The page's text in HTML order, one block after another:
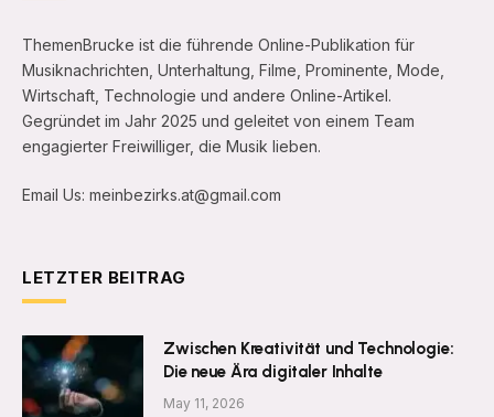
ThemenBrucke ist die führende Online-Publikation für
Musiknachrichten, Unterhaltung, Filme, Prominente, Mode,
Wirtschaft, Technologie und andere Online-Artikel.
Gegründet im Jahr 2025 und geleitet von einem Team
engagierter Freiwilliger, die Musik lieben.
Email Us: meinbezirks.at@gmail.com
LETZTER BEITRAG
Zwischen Kreativität und Technologie:
Die neue Ära digitaler Inhalte
May 11, 2026